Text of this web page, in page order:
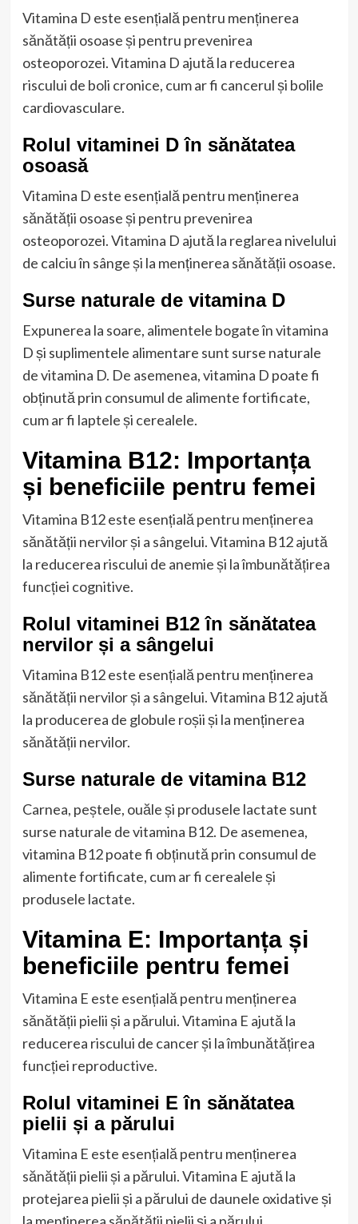
Vitamina D este esențială pentru menținerea
sănătății osoase și pentru prevenirea
osteoporozei. Vitamina D ajută la reducerea
riscului de boli cronice, cum ar fi cancerul și bolile
cardiovasculare.
Rolul vitaminei D în sănătatea
osoasă
Vitamina D este esențială pentru menținerea
sănătății osoase și pentru prevenirea
osteoporozei. Vitamina D ajută la reglarea nivelului
de calciu în sânge și la menținerea sănătății osoase.
Surse naturale de vitamina D
Expunerea la soare, alimentele bogate în vitamina
D și suplimentele alimentare sunt surse naturale
de vitamina D. De asemenea, vitamina D poate fi
obținută prin consumul de alimente fortificate,
cum ar fi laptele și cerealele.
Vitamina B12: Importanța
și beneficiile pentru femei
Vitamina B12 este esențială pentru menținerea
sănătății nervilor și a sângelui. Vitamina B12 ajută
la reducerea riscului de anemie și la îmbunătățirea
funcției cognitive.
Rolul vitaminei B12 în sănătatea
nervilor și a sângelui
Vitamina B12 este esențială pentru menținerea
sănătății nervilor și a sângelui. Vitamina B12 ajută
la producerea de globule roșii și la menținerea
sănătății nervilor.
Surse naturale de vitamina B12
Carnea, peștele, ouăle și produsele lactate sunt
surse naturale de vitamina B12. De asemenea,
vitamina B12 poate fi obținută prin consumul de
alimente fortificate, cum ar fi cerealele și
produsele lactate.
Vitamina E: Importanța și
beneficiile pentru femei
Vitamina E este esențială pentru menținerea
sănătății pielii și a părului. Vitamina E ajută la
reducerea riscului de cancer și la îmbunătățirea
funcției reproductive.
Rolul vitaminei E în sănătatea
pielii și a părului
Vitamina E este esențială pentru menținerea
sănătății pielii și a părului. Vitamina E ajută la
protejarea pielii și a părului de daunele oxidative și